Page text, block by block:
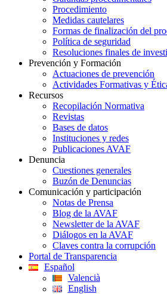
Procedimiento
Medidas cautelares
Formas de finalización del
Política de seguridad
Resoluciones finales de
Prevención y Formación
Actuaciones de prevención
Actividades Formativas y
Recursos
Recopilación Normativa
Revistas
Bases de datos
Instituciones y redes
Publicaciones AVAF
Denuncia
Cuestiones generales
Buzón de Denuncias
Comunicación y participación
Notas de Prensa
Blog de la AVAF
Newsletter de la AVAF
Diálogos en la AVAF
Claves contra la corrupción
Portal de Transparencia
Español
Valencià
English